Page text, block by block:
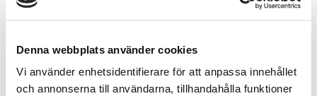
Denna webbplats använder cookies
Vi använder enhetsidentifierare för att anpassa innehållet
och annonserna till användarna, tillhandahålla funktioner
Elinfällbara sidospeglar
Svensksåld
Sätesvärme (bak)